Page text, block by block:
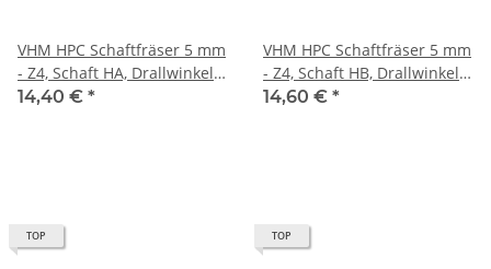
VHM HPC Schaftfräser 5 mm
- Z4, Schaft HA, Drallwinkel
35/38° Eckfase 45°
14,40 € *
VHM HPC Schaftfräser 5 mm
- Z4, Schaft HB, Drallwinkel
35/38° Eckfase 45°
14,60 € *
TOP TOP